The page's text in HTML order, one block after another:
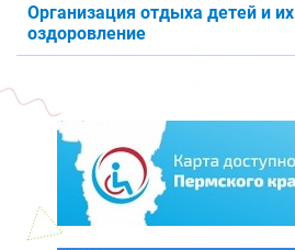
Организация отдыха детей и их
оздоровление